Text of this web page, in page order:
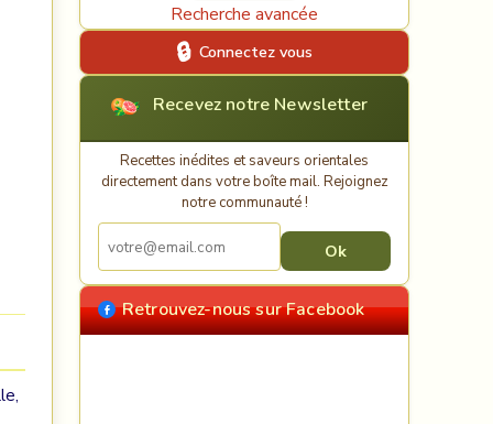
Recherche avancée
Connectez vous
Recevez notre Newsletter
Recettes inédites et saveurs orientales
directement dans votre boîte mail. Rejoignez
notre communauté !
Retrouvez-nous sur Facebook